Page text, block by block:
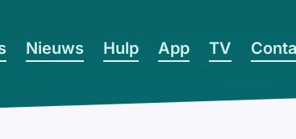
Nieuws Hulp App TV